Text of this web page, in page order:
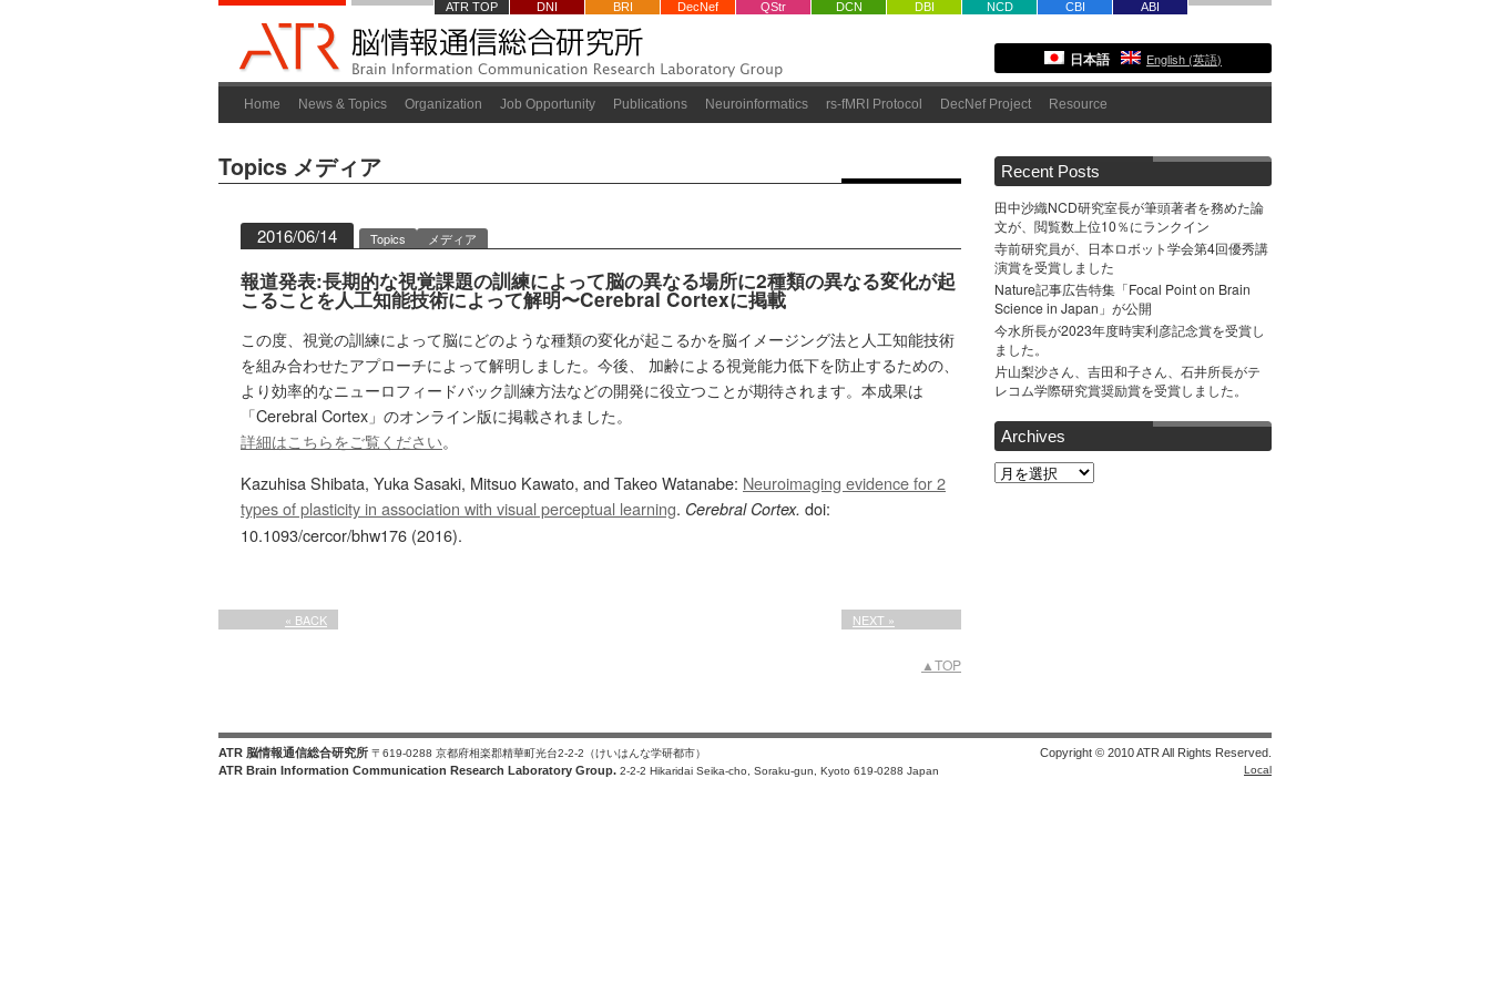
ATR TOP DNI BRI DecNef QStr DCN DBI NCD CBI ABI
日本語 English (英語)
Home News & Topics Organization Job Opportunity Publications Neuroinformatics rs-fMRI Protocol DecNef Project Resource
Topics メディア
2016/06/14 Topics メディア
報道発表:長期的な視覚課題の訓練によって脳の異なる場所に2種類の異なる変化が起
こることを人工知能技術によって解明〜Cerebral Cortexに掲載
この度、視覚の訓練によって脳にどのような種類の変化が起こるかを脳イメージング法と人工知能技術
を組み合わせたアプローチによって解明しました。今後、 加齢による視覚能力低下を防止するための、
より効率的なニューロフィードバック訓練方法などの開発に役立つことが期待されます。本成果は
「Cerebral Cortex」のオンライン版に掲載されました。
詳細はこちらをご覧ください。
Kazuhisa Shibata, Yuka Sasaki, Mitsuo Kawato, and Takeo Watanabe: Neuroimaging evidence for 2
types of plasticity in association with visual perceptual learning. Cerebral Cortex. doi:
10.1093/cercor/bhw176 (2016).
« BACK NEXT »
▲TOP
Recent Posts
田中沙織NCD研究室長が筆頭著者を務めた論
文が、閲覧数上位10％にランクイン
寺前研究員が、日本ロボット学会第4回優秀講
演賞を受賞しました
Nature記事広告特集「Focal Point on Brain
Science in Japan」が公開
今水所長が2023年度時実利彦記念賞を受賞し
ました。
片山梨沙さん、吉田和子さん、石井所長がテ
レコム学際研究賞奨励賞を受賞しました。
Archives
Archives
ATR 脳情報通信総合研究所 〒619-0288 京都府相楽郡精華町光台2-2-2（けいはんな学研都市）
Copyright © 2010 ATR All Rights Reserved.
ATR Brain Information Communication Research Laboratory Group. 2-2-2 Hikaridai Seika-cho, Soraku-gun, Kyoto 619-0288 Japan Local